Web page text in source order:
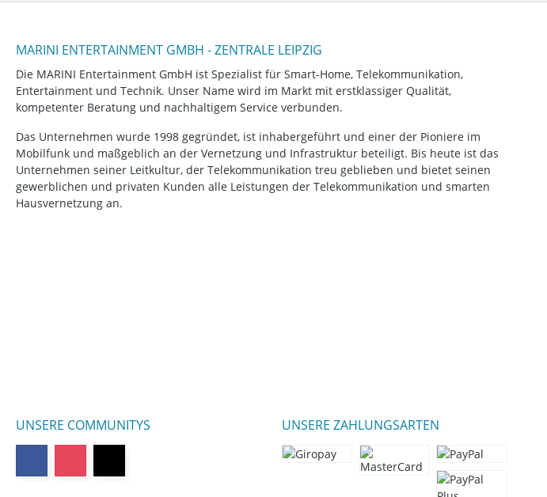
MARINI ENTERTAINMENT GMBH - ZENTRALE LEIPZIG
Die MARINI Entertainment GmbH ist Spezialist für Smart-Home, Telekommunikation,
Entertainment und Technik. Unser Name wird im Markt mit erstklassiger Qualität,
kompetenter Beratung und nachhaltigem Service verbunden.
Das Unternehmen wurde 1998 gegründet, ist inhabergeführt und einer der Pioniere im
Mobilfunk und maßgeblich an der Vernetzung und Infrastruktur beteiligt. Bis heute ist das
Unternehmen seiner Leitkultur, der Telekommunikation treu geblieben und bietet seinen
gewerblichen und privaten Kunden alle Leistungen der Telekommunikation und smarten
Hausvernetzung an.
UNSERE COMMUNITYS UNSERE ZAHLUNGSARTEN